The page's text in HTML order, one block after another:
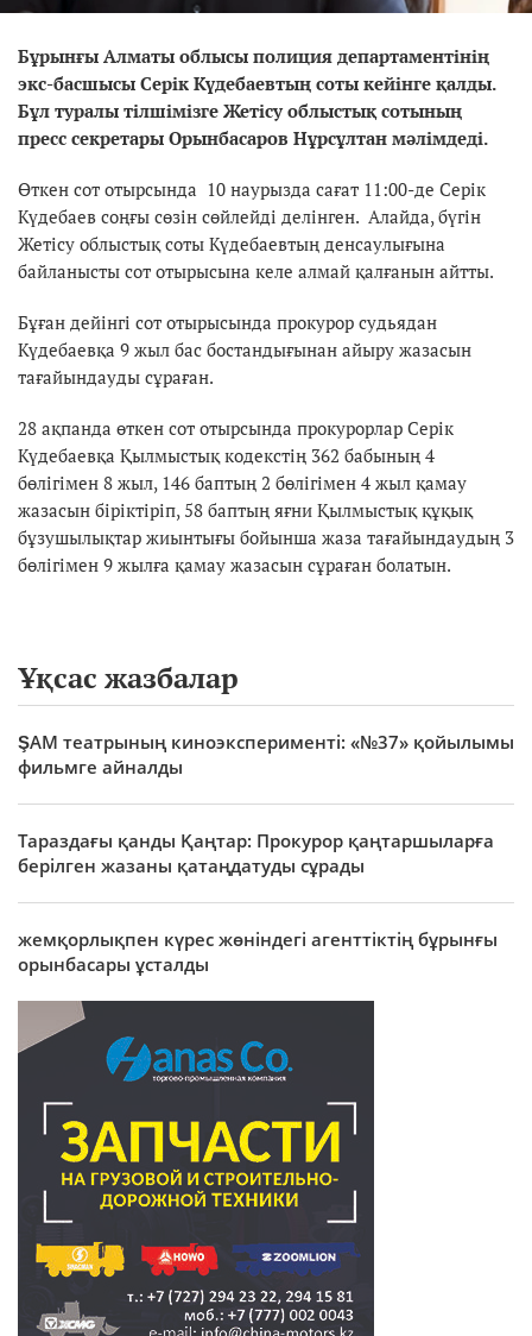
Бұрынғы Алматы облысы полиция департаментінің
экс-басшысы Серік Күдебаевтың соты кейінге қалды.
Бұл туралы тілшімізге Жетісу облыстық сотының
пресс секретары Орынбасаров Нұрсұлтан мәлімдеді.
Өткен сот отырсында 10 наурызда сағат 11:00-де Серік
Күдебаев соңғы сөзін сөйлейді делінген. Алайда, бүгін
Жетісу облыстық соты Күдебаевтың денсаулығына
байланысты сот отырысына келе алмай қалғанын айтты.
Бұған дейінгі сот отырысында прокурор судьядан
Күдебаевқа 9 жыл бас бостандығынан айыру жазасын
тағайындауды сұраған.
28 ақпанда өткен сот отырсында прокурорлар Серік
Күдебаевқа Қылмыстық кодекстің 362 бабының 4
бөлігімен 8 жыл, 146 баптың 2 бөлігімен 4 жыл қамау
жазасын біріктіріп, 58 баптың яғни Қылмыстық құқық
бұзушылықтар жиынтығы бойынша жаза тағайындаудың 3
бөлігімен 9 жылға қамау жазасын сұраған болатын.
Ұқсас жазбалар
ŞAM театрының киноэксперименті: «№37» қойылымы
фильмге айналды
Тараздағы қанды Қаңтар: Прокурор қаңтаршыларға
берілген жазаны қатаңдатуды сұрады
жемқорлықпен күрес жөніндегі агенттіктің бұрынғы
орынбасары ұсталды